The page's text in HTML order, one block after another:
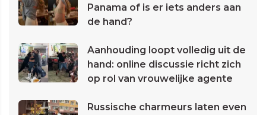
Panama of is er iets anders aan
de hand?
Aanhouding loopt volledig uit de
hand: online discussie richt zich
op rol van vrouwelijke agente
Russische charmeurs laten even